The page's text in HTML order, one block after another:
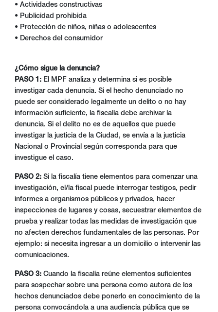
• Actividades constructivas
• Publicidad prohibida
• Protección de niños, niñas o adolescentes
• Derechos del consumidor
¿Cómo sigue la denuncia?
PASO 1: El MPF analiza y determina si es posible
investigar cada denuncia. Si el hecho denunciado no
puede ser considerado legalmente un delito o no hay
información suficiente, la fiscalía debe archivar la
denuncia. Si el delito no es de aquellos que puede
investigar la justicia de la Ciudad, se envía a la justicia
Nacional o Provincial según corresponda para que
investigue el caso.
PASO 2: Si la fiscalía tiene elementos para comenzar una
investigación, el/la fiscal puede interrogar testigos, pedir
informes a organismos públicos y privados, hacer
inspecciones de lugares y cosas, secuestrar elementos de
prueba y realizar todas las medidas de investigación que
no afecten derechos fundamentales de las personas. Por
ejemplo: si necesita ingresar a un domicilio o intervenir las
comunicaciones.
PASO 3: Cuando la fiscalía reúne elementos suficientes
para sospechar sobre una persona como autora de los
hechos denunciados debe ponerlo en conocimiento de la
persona convocándola a una audiencia pública que se